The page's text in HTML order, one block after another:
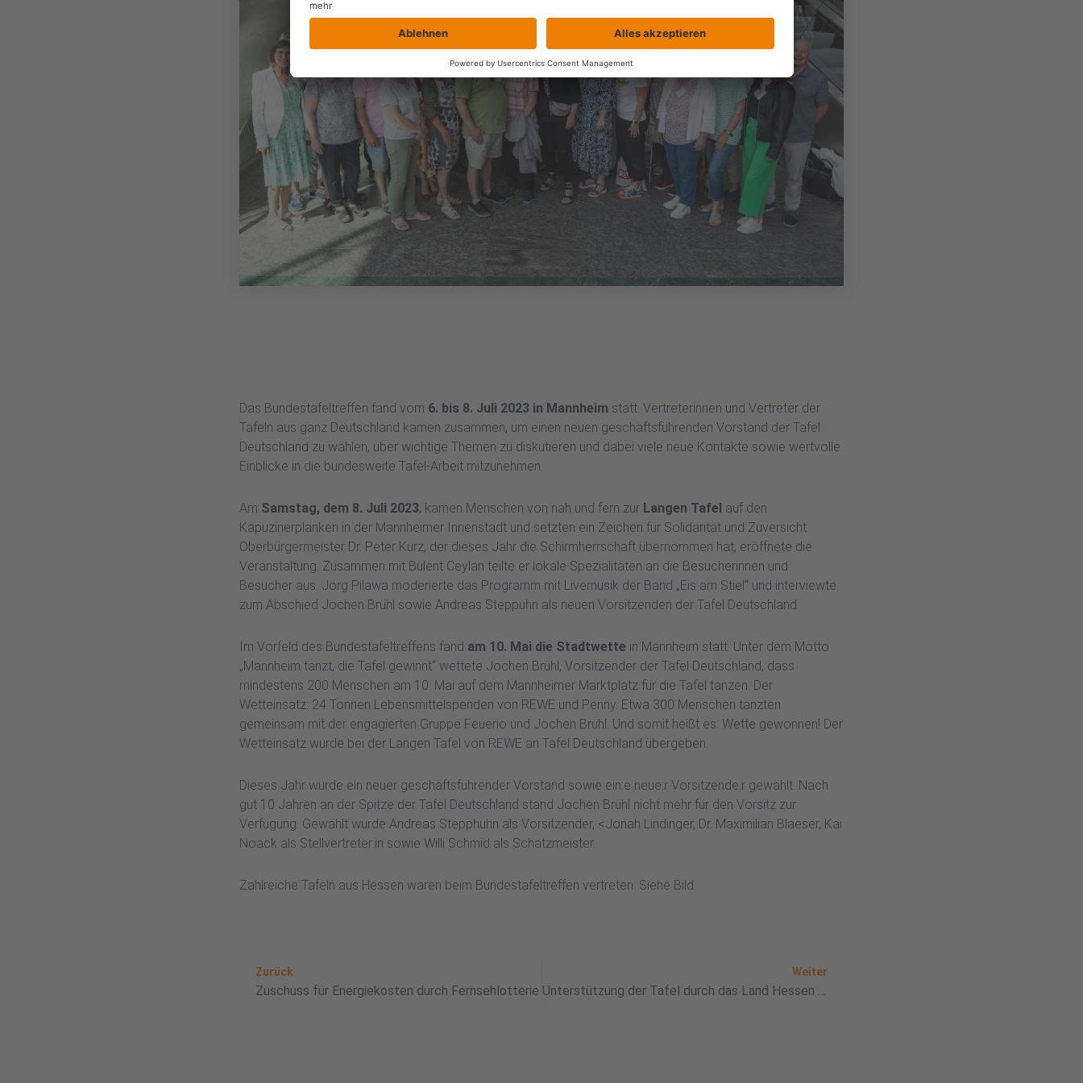
Das Bundestafeltreffen fand vom 6. bis 8. Juli 2023 in Mannheim statt. Vertreterinnen und Vertreter der
Tafeln aus ganz Deutschland kamen zusammen, um einen neuen geschäftsführenden Vorstand der Tafel
Deutschland zu wählen, über wichtige Themen zu diskutieren und dabei viele neue Kontakte sowie wertvolle
Einblicke in die bundesweite Tafel-Arbeit mitzunehmen.
Am Samstag, dem 8. Juli 2023, kamen Menschen von nah und fern zur Langen Tafel auf den
Kapuzinerplanken in der Mannheimer Innenstadt und setzten ein Zeichen für Solidarität und Zuversicht.
Oberbürgermeister Dr. Peter Kurz, der dieses Jahr die Schirmherrschaft übernommen hat, eröffnete die
Veranstaltung. Zusammen mit Bülent Ceylan teilte er lokale Spezialitäten an die Besucherinnen und
Besucher aus. Jörg Pilawa moderierte das Programm mit Livemusik der Band „Eis am Stiel“ und interviewte
zum Abschied Jochen Brühl sowie Andreas Steppuhn als neuen Vorsitzenden der Tafel Deutschland.
Im Vorfeld des Bundestafeltreffens fand am 10. Mai die Stadtwette in Mannheim statt. Unter dem Motto
„Mannheim tanzt, die Tafel gewinnt“ wettete Jochen Brühl, Vorsitzender der Tafel Deutschland, dass
mindestens 200 Menschen am 10. Mai auf dem Mannheimer Marktplatz für die Tafel tanzen. Der
Wetteinsatz: 24 Tonnen Lebensmittelspenden von REWE und Penny. Etwa 300 Menschen tanzten
gemeinsam mit der engagierten Gruppe Feuerio und Jochen Brühl. Und somit heißt es: Wette gewonnen! Der
Wetteinsatz wurde bei der Langen Tafel von REWE an Tafel Deutschland übergeben.
Dieses Jahr wurde ein neuer geschäftsführender Vorstand sowie ein:e neue:r Vorsitzende:r gewählt. Nach
gut 10 Jahren an der Spitze der Tafel Deutschland stand Jochen Brühl nicht mehr für den Vorsitz zur
Verfügung. Gewählt wurde Andreas Stepphuhn als Vorsitzender, <Jonah Lindinger, Dr. Maximilian Blaeser, Kai
Noack als Stellvertreter:in sowie Willi Schmid als Schatzmeister.
Zahlreiche Tafeln aus Hessen waren beim Bundestafeltreffen vertreten. Siehe Bild.
Zurück
Zuschuss für Energiekosten durch Fernsehlotterie
Weiter